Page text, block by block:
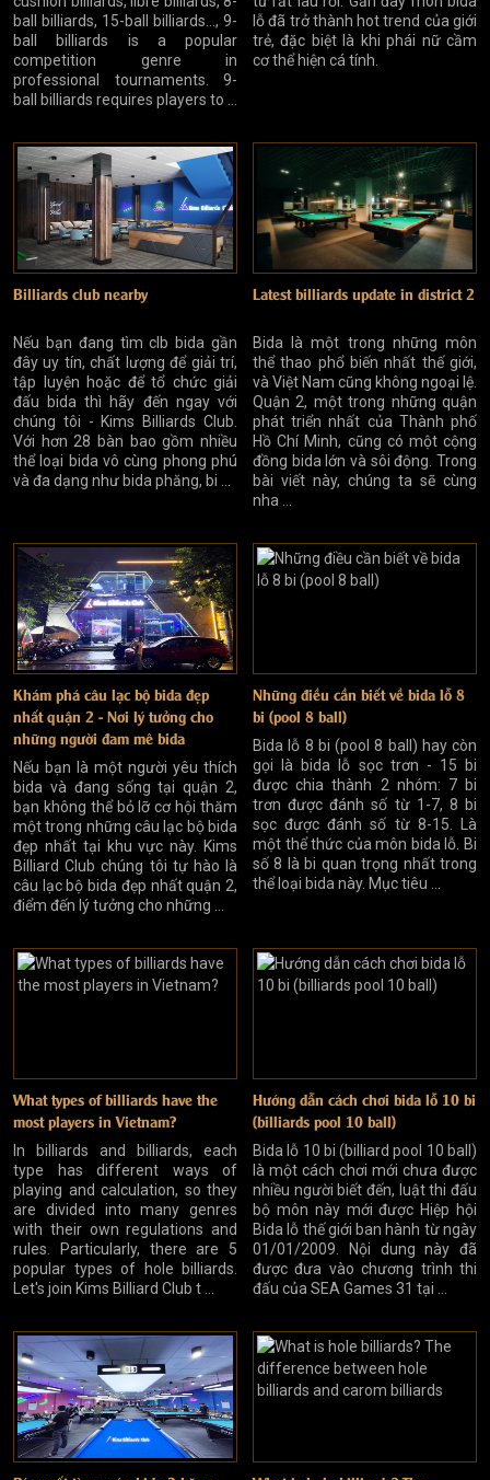
ball billiards, 15-ball billiards..., 9-
ball billiards is a popular
competition genre in
professional tournaments. 9-
ball billiards requires players to ...
lỗ đã trở thành hot trend của giới
trẻ, đặc biệt là khi phái nữ cầm
cơ thể hiện cá tính.
Billiards club nearby
Nếu bạn đang tìm clb bida gần
đây uy tín, chất lượng để giải trí,
tập luyện hoặc để tổ chức giải
đấu bida thì hãy đến ngay với
chúng tôi - Kims Billiards Club.
Với hơn 28 bàn bao gồm nhiều
thể loại bida vô cùng phong phú
và đa dạng như bida phăng, bi ...
Latest billiards update in district 2
Bida là một trong những môn
thể thao phổ biến nhất thế giới,
và Việt Nam cũng không ngoại lệ.
Quận 2, một trong những quận
phát triển nhất của Thành phố
Hồ Chí Minh, cũng có một cộng
đồng bida lớn và sôi động. Trong
bài viết này, chúng ta sẽ cùng
nha ...
Khám phá câu lạc bộ bida đẹp
nhất quận 2 - Nơi lý tưởng cho
những người đam mê bida
Nếu bạn là một người yêu thích
bida và đang sống tại quận 2,
bạn không thể bỏ lỡ cơ hội thăm
một trong những câu lạc bộ bida
đẹp nhất tại khu vực này. Kims
Billiard Club chúng tôi tự hào là
câu lạc bộ bida đẹp nhất quận 2,
điểm đến lý tưởng cho những ...
Những điều cần biết về bida lỗ 8
bi (pool 8 ball)
Bida lỗ 8 bi (pool 8 ball) hay còn
gọi là bida lỗ sọc trơn - 15 bi
được chia thành 2 nhóm: 7 bi
trơn được đánh số từ 1-7, 8 bi
sọc được đánh số từ 8-15. Là
một thể thức của môn bida lỗ. Bi
số 8 là bi quan trọng nhất trong
thể loại bida này. Mục tiêu ...
What types of billiards have the
most players in Vietnam?
In billiards and billiards, each
type has different ways of
playing and calculation, so they
are divided into many genres
with their own regulations and
rules. Particularly, there are 5
popular types of hole billiards.
Let's join Kims Billiard Club t ...
Hướng dẫn cách chơi bida lỗ 10 bi
(billiards pool 10 ball)
Bida lỗ 10 bi (billiard pool 10 ball)
là một cách chơi mới chưa được
nhiều người biết đến, luật thi đấu
bộ môn này mới được Hiệp hội
Bida lỗ thế giới ban hành từ ngày
01/01/2009. Nội dung này đã
được đưa vào chương trình thi
đấu của SEA Games 31 tại ...